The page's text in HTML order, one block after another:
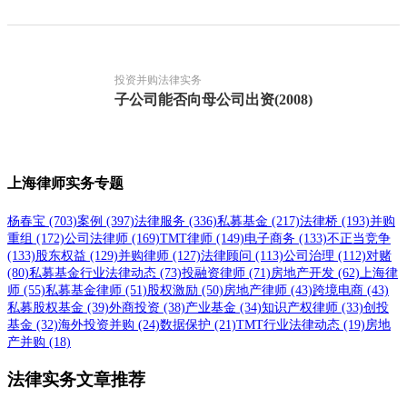
投资并购法律实务
子公司能否向母公司出资(2008)
上海律师实务专题
杨春宝 (703)案例 (397)法律服务 (336)私募基金 (217)法律桥 (193)并购
重组 (172)公司法律师 (169)TMT律师 (149)电子商务 (133)不正当竞争
(133)股东权益 (129)并购律师 (127)法律顾问 (113)公司治理 (112)对赌
(80)私募基金行业法律动态 (73)投融资律师 (71)房地产开发 (62)上海律
师 (55)私募基金律师 (51)股权激励 (50)房地产律师 (43)跨境电商 (43)
私募股权基金 (39)外商投资 (38)产业基金 (34)知识产权律师 (33)创投
基金 (32)海外投资并购 (24)数据保护 (21)TMT行业法律动态 (19)房地
产并购 (18)
法律实务文章推荐